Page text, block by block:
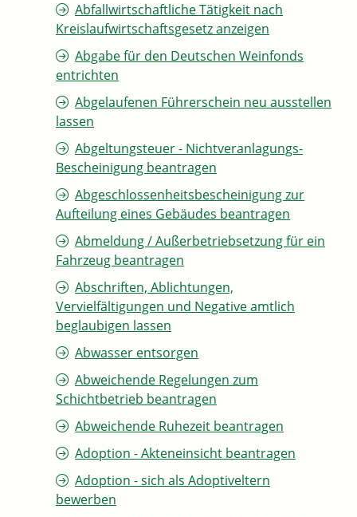
Abfallwirtschaftliche Tätigkeit nach
Kreislaufwirtschaftsgesetz anzeigen
Abgabe für den Deutschen Weinfonds
entrichten
Abgelaufenen Führerschein neu ausstellen
lassen
Abgeltungsteuer - Nichtveranlagungs-
Bescheinigung beantragen
Abgeschlossenheitsbescheinigung zur
Aufteilung eines Gebäudes beantragen
Abmeldung / Außerbetriebsetzung für ein
Fahrzeug beantragen
Abschriften, Ablichtungen,
Vervielfältigungen und Negative amtlich
beglaubigen lassen
Abwasser entsorgen
Abweichende Regelungen zum
Schichtbetrieb beantragen
Abweichende Ruhezeit beantragen
Adoption - Akteneinsicht beantragen
Adoption - sich als Adoptiveltern
bewerben